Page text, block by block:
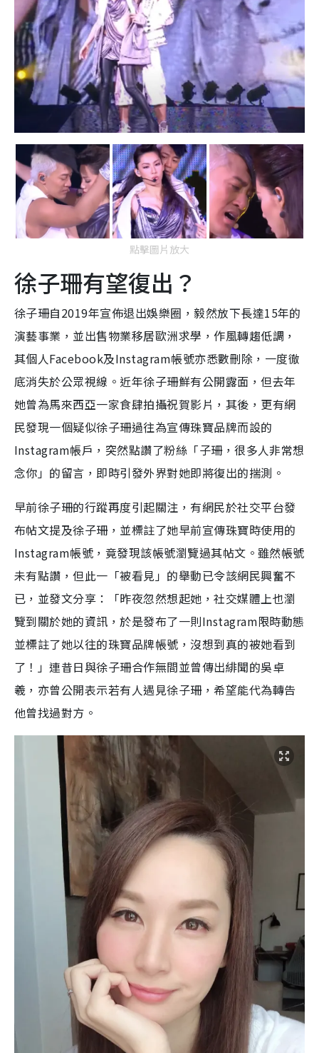
點擊圖片放大
徐子珊有望復出？
徐子珊自2019年宣佈退出娛樂圈，毅然放下長達15年的
演藝事業，並出售物業移居歐洲求學，作風轉趨低調，
其個人Facebook及Instagram帳號亦悉數刪除，一度徹
底消失於公眾視線。近年徐子珊鮮有公開露面，但去年
她曾為馬來西亞一家食肆拍攝祝賀影片，其後，更有網
民發現一個疑似徐子珊過往為宣傳珠寶品牌而設的
Instagram帳戶，突然點讚了粉絲「子珊，很多人非常想
念你」的留言，即時引發外界對她即將復出的揣測。
早前徐子珊的行蹤再度引起關注，有網民於社交平台發
布帖文提及徐子珊，並標註了她早前宣傳珠寶時使用的
Instagram帳號，竟發現該帳號瀏覽過其帖文。雖然帳號
未有點讚，但此一「被看見」的舉動已令該網民興奮不
已，並發文分享：「昨夜忽然想起她，社交媒體上也瀏
覽到關於她的資訊，於是發布了一則Instagram限時動態
並標註了她以往的珠寶品牌帳號，沒想到真的被她看到
了！」連昔日與徐子珊合作無間並曾傳出緋聞的吳卓
羲，亦曾公開表示若有人遇見徐子珊，希望能代為轉告
他曾找過對方。